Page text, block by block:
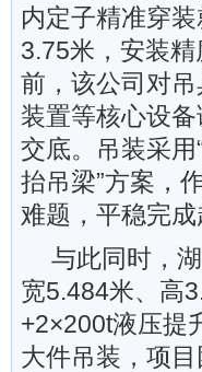
内定子精准穿
3.75米，安装
前，该公司对
装置等核心设
交底。吊装采
抬吊梁”方案，
难题，平稳完
与此同时，
宽5.484米、高
+2×200t液压提
大件吊装，项